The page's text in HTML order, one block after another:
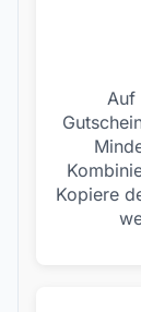
Auf
Kopiere